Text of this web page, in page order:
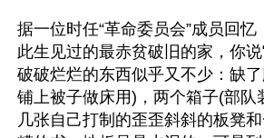
据一位时任“革命委员会”成员回
此生见过的最赤贫破旧的家，你说
破破烂烂的东西似乎又不少：缺
铺上被子做床用)，两个箱子(部队
几张自己打制的歪歪斜斜的板凳